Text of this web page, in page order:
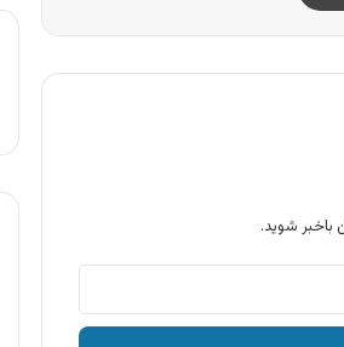
باخبر شوید.